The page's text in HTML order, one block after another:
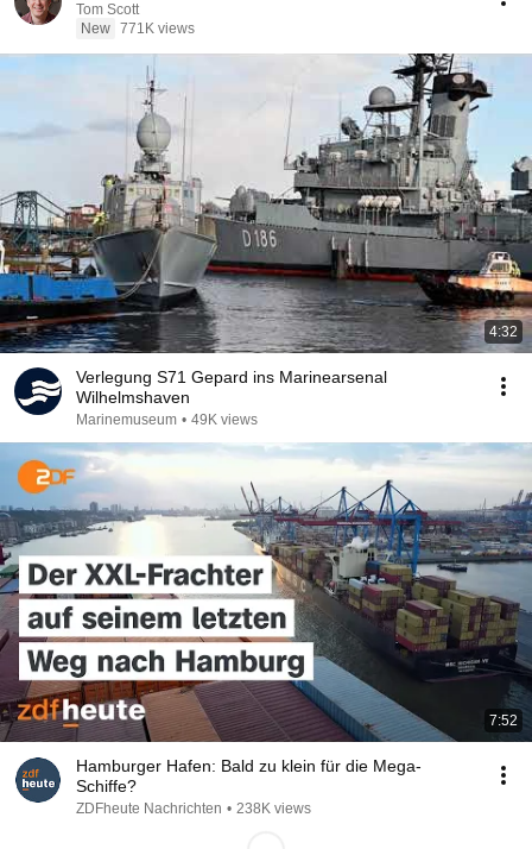
Tom Scott
New 771K views
4:32
Verlegung S71 Gepard ins Marinearsenal
Wilhelmshaven
Marinemuseum • 49K views
7:52
Hamburger Hafen: Bald zu klein für die Mega-
Schiffe?
ZDFheute Nachrichten • 238K views